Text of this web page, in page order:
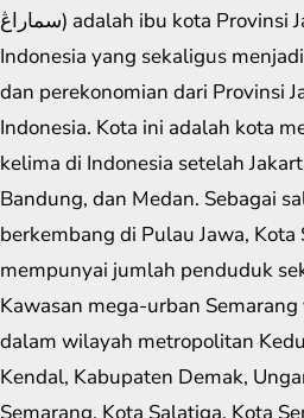
سماراڠ) adalah ibu kota Provinsi Jawa Tengah,
Indonesia yang sekaligus
dan perekonomian dari Provinsi
Indonesia. Kota ini adalah kota
kelima di Indonesia setelah
Bandung, dan Medan. Sebagai
berkembang di Pulau Jawa, Kota
mempunyai jumlah penduduk
Kawasan mega-urban
dalam wilayah metropolitan
Kendal, Kabupaten Demak,
Semarang, Kota Salatiga, Kota